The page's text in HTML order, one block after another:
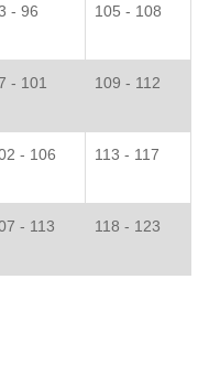
- 96 105 - 108
- 101 109 - 112
- 106 113 - 117
- 113 118 - 123